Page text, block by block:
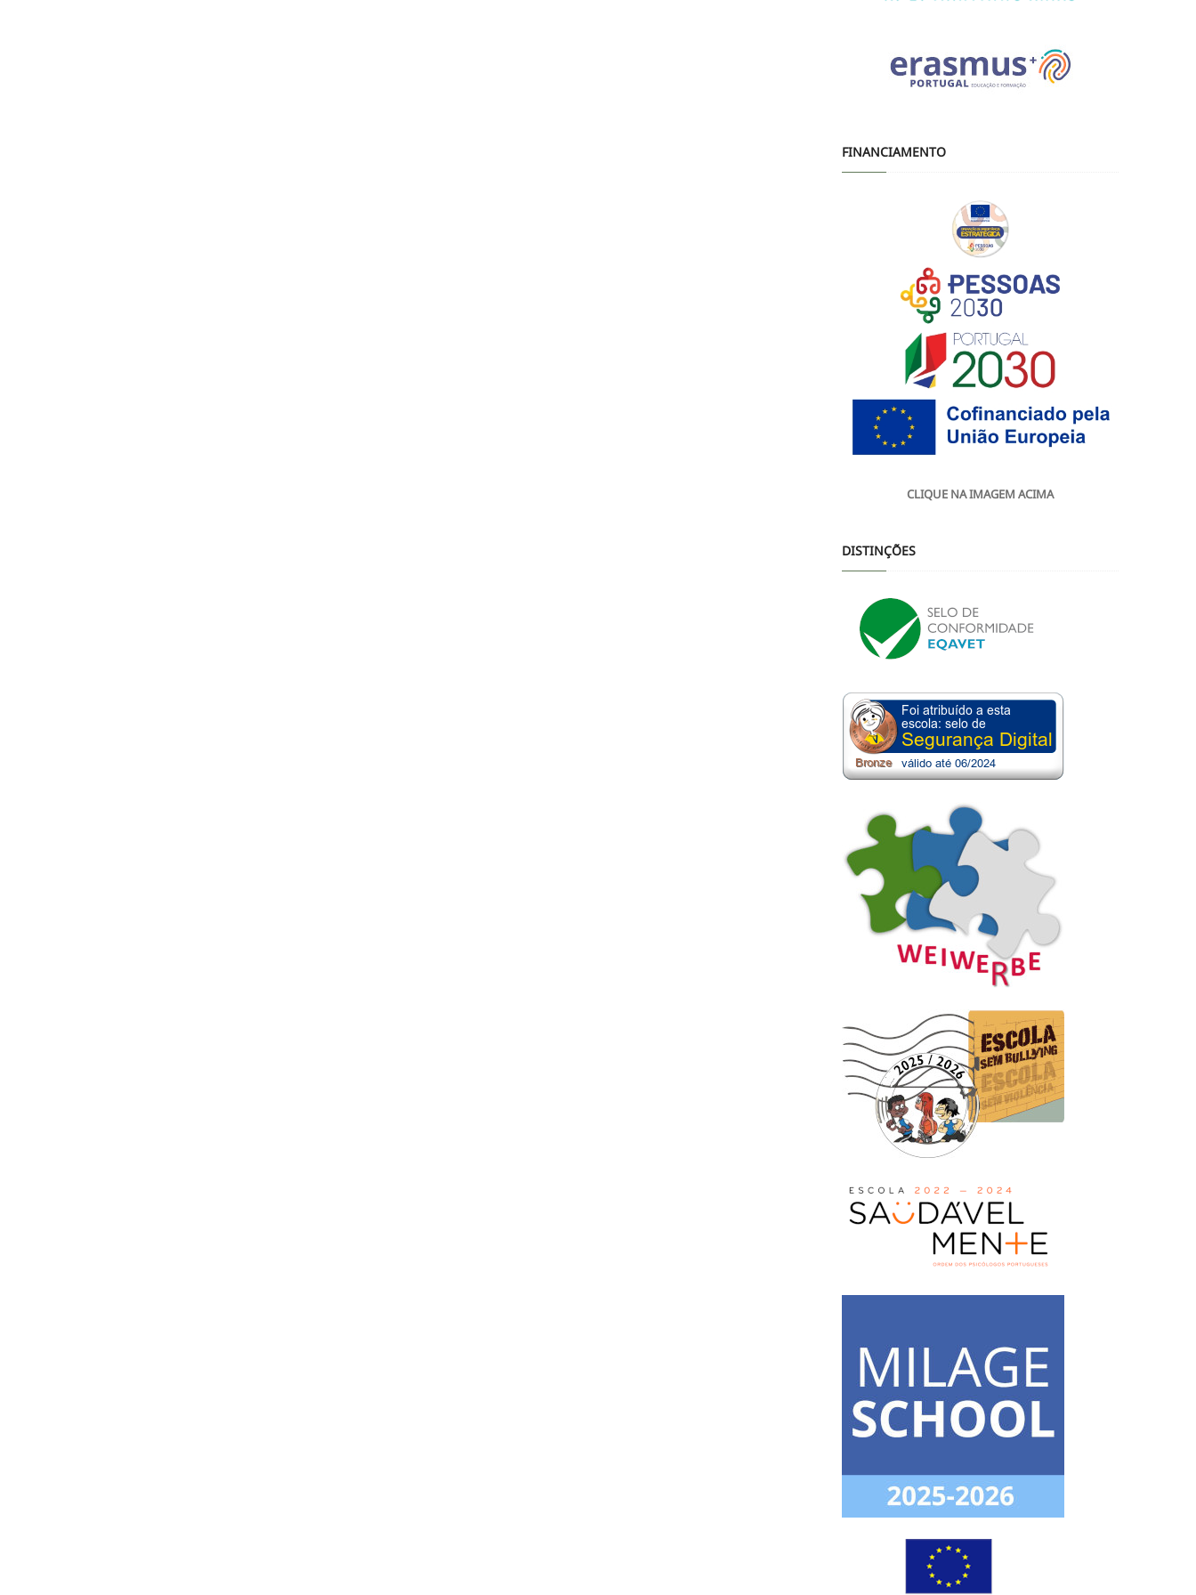
FINANCIAMENTO
CLIQUE NA IMAGEM ACIMA
DISTINÇÕES